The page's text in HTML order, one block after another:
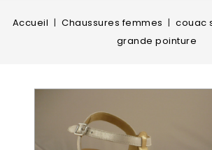
Accueil Chaussures femmes
couac
grande pointure